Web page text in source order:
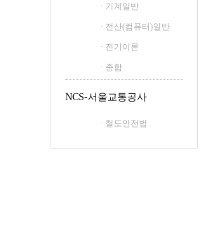
· 기계일반
· 전산(컴퓨터)일반
· 전기이론
· 종합
NCS-서울교통공사
· 철도안전법